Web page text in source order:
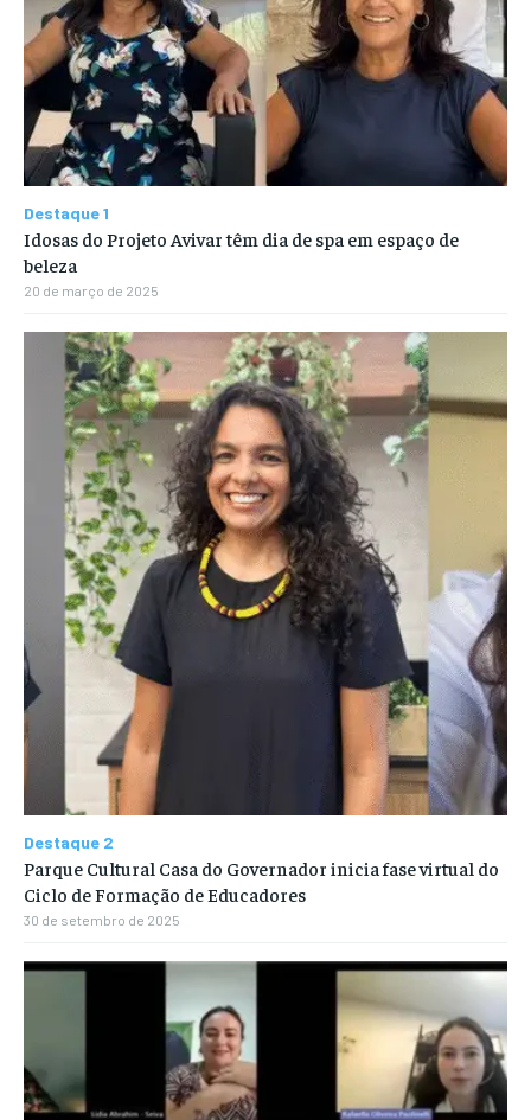
Destaque 1
Idosas do Projeto Avivar têm dia de spa em espaço de
beleza
20 de março de 2025
Destaque 2
Parque Cultural Casa do Governador inicia fase virtual do
Ciclo de Formação de Educadores
30 de setembro de 2025